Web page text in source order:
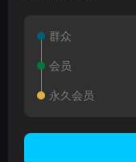
群众
会员
永久会员